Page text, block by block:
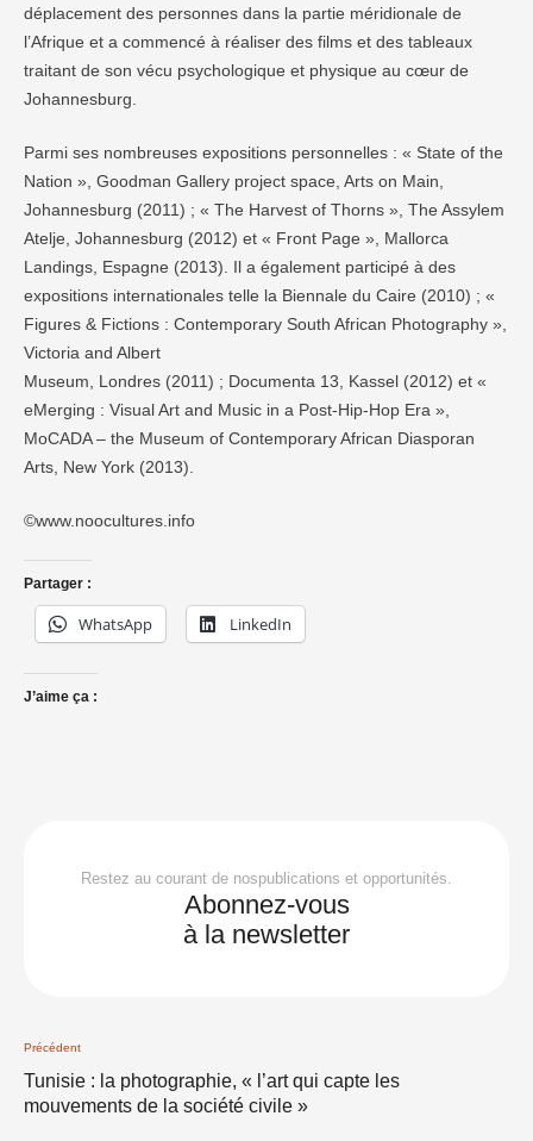
déplacement des personnes dans la partie méridionale de
l’Afrique et a commencé à réaliser des films et des tableaux
traitant de son vécu psychologique et physique au cœur de
Johannesburg.
Parmi ses nombreuses expositions personnelles : « State of the
Nation », Goodman Gallery project space, Arts on Main,
Johannesburg (2011) ; « The Harvest of Thorns », The Assylem
Atelje, Johannesburg (2012) et « Front Page », Mallorca
Landings, Espagne (2013). Il a également participé à des
expositions internationales telle la Biennale du Caire (2010) ; «
Figures & Fictions : Contemporary South African Photography »,
Victoria and Albert
Museum, Londres (2011) ; Documenta 13, Kassel (2012) et «
eMerging : Visual Art and Music in a Post-Hip-Hop Era »,
MoCADA – the Museum of Contemporary African Diasporan
Arts, New York (2013).
©www.noocultures.info
Partager :
WhatsApp LinkedIn
J’aime ça :
Restez au courant de nospublications et opportunités.
Abonnez-vous
à la newsletter
Précédent
Tunisie : la photographie, « l’art qui capte les
mouvements de la société civile »